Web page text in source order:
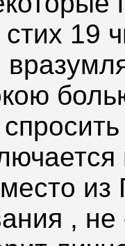
стих 19
место
,